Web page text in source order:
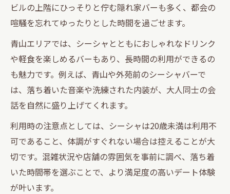
ビルの上階にひっそりと佇む隠れ家バーも多く、都会の
喧騒を忘れてゆったりとした時間を過ごせます。
青山エリアでは、シーシャとともにおしゃれなドリンク
や軽食を楽しめるバーもあり、長時間の利用ができるの
も魅力です。例えば、青山や外苑前のシーシャバーで
は、落ち着いた音楽や洗練された内装が、大人同士の会
話を自然に盛り上げてくれます。
利用時の注意点としては、シーシャは20歳未満は利用不
可であること、体調がすぐれない場合は控えることが大
切です。混雑状況や店舗の雰囲気を事前に調べ、落ち着
いた時間帯を選ぶことで、より満足度の高いデート体験
が叶います。